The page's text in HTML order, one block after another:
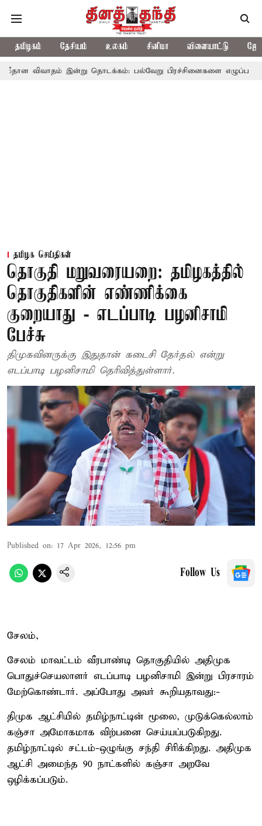
தமிழகம் தேசியம் உலகம் சினிமா விளையாட்டு
இன்று தொடக்கம்: பல்வேறு பிரச்சினைகளை எழுப்ப எதிர்க்கட்சிகள்
தமிழக செய்திகள்
தொகுதி மறுவரையறை: தமிழகத்தில்
தொகுதிகளின் எண்ணிக்கை
குறையாது - எடப்பாடி பழனிசாமி
பேச்சு
திமுகவினருக்கு இதுதான் கடைசி தேர்தல் என்று
எடப்பாடி பழனிசாமி தெரிவித்துள்ளார்.
Published on: 17 Apr 2026, 12:56 pm
Follow Us
சேலம்,
சேலம் மாவட்டம் வீரபாண்டி தொகுதியில் அதிமுக
பொதுச்செயலாளர் எடப்பாடி பழனிசாமி இன்று பிரசாரம்
மேற்கொண்டார். அப்போது அவர் கூறியதாவது:-
திமுக ஆட்சியில் தமிழ்நாட்டின் மூலை, முடுக்கெல்லாம்
கஞ்சா அமோகமாக விற்பனை செய்யப்படுகிறது.
தமிழ்நாட்டில் சட்டம்-ஒழுங்கு சந்தி சிரிக்கிறது. அதிமுக
ஆட்சி அமைந்த 90 நாட்களில் கஞ்சா அறவே
ஒழிக்கப்படும்.